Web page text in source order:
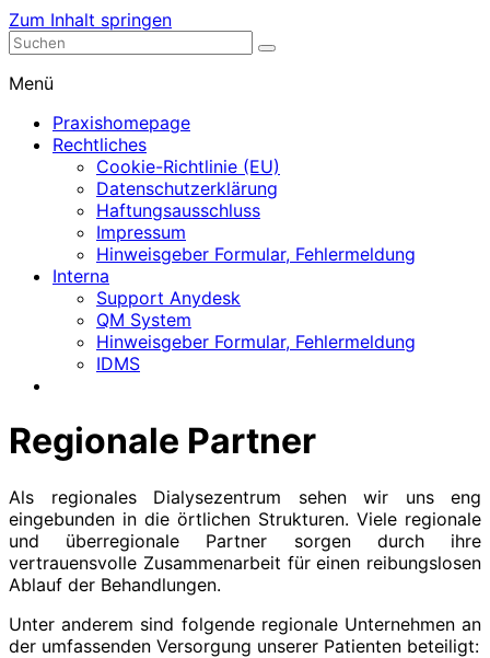
Zum Inhalt springen
Nephrologische Praxis mit Dialyse
Menü
Praxishomepage
Rechtliches
Cookie-Richtlinie (EU)
Datenschutzerklärung
Haftungsausschluss
Impressum
Hinweisgeber Formular, Fehlermeldung
Interna
Support Anydesk
QM System
Hinweisgeber Formular, Fehlermeldung
IDMS
Regionale Partner
Als regionales Dialysezentrum sehen wir uns eng
eingebunden in die örtlichen Strukturen. Viele regionale
und überregionale Partner sorgen durch ihre
vertrauensvolle Zusammenarbeit für einen reibungslosen
Ablauf der Behandlungen.
Unter anderem sind folgende regionale Unternehmen an
der umfassenden Versorgung unserer Patienten beteiligt: